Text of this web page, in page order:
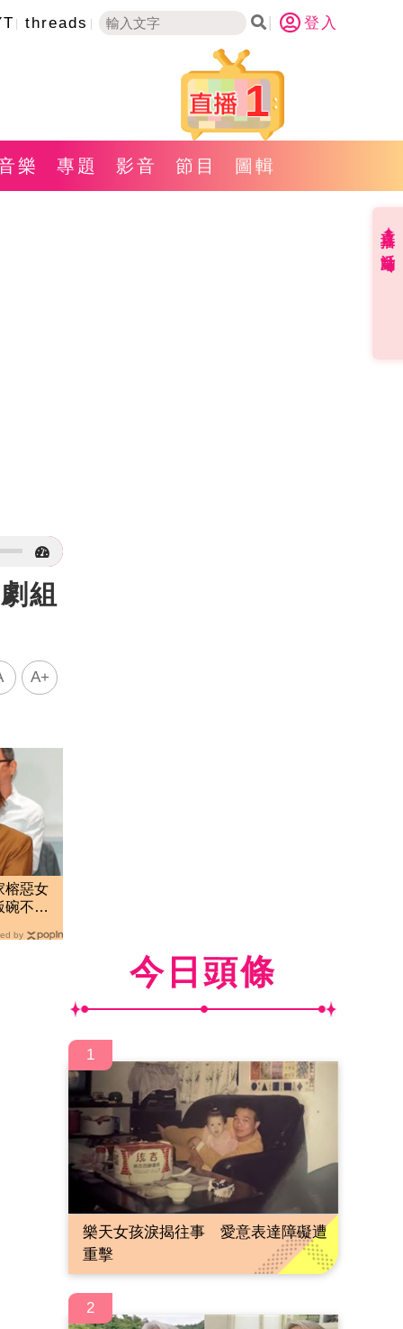
threads 登入
1
樂 專題 影音 節目 圖輯
組
A+
榕惡女
不保
by
今日頭條
1
樂天女孩淚揭往事 愛意表達障礙遭
重擊
2
直播✦活動